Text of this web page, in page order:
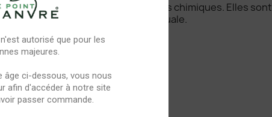
autorisé que pour les
majeures.
âge ci-dessous, vous nous
afin d'accéder à notre site
passer commande.
froid et sans pesticides , ni additifs chimiques. Elles sont
pour améliorer l’absorption sublinguale.
du THC < 0,3 %),